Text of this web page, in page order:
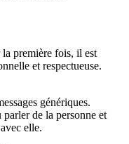
première fois, il est
et respectueuse.
génériques.
de la personne et
elle.